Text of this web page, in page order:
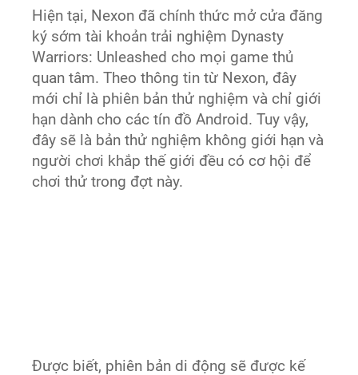
Hiện tại, Nexon đã chính thức mở cửa đăng
ký sớm tài khoản trải nghiệm Dynasty
Warriors: Unleashed cho mọi game thủ
quan tâm. Theo thông tin từ Nexon, đây
mới chỉ là phiên bản thử nghiệm và chỉ giới
hạn dành cho các tín đồ Android. Tuy vậy,
đây sẽ là bản thử nghiệm không giới hạn và
người chơi khắp thế giới đều có cơ hội để
chơi thử trong đợt này.
Được biết, phiên bản di động sẽ được kế